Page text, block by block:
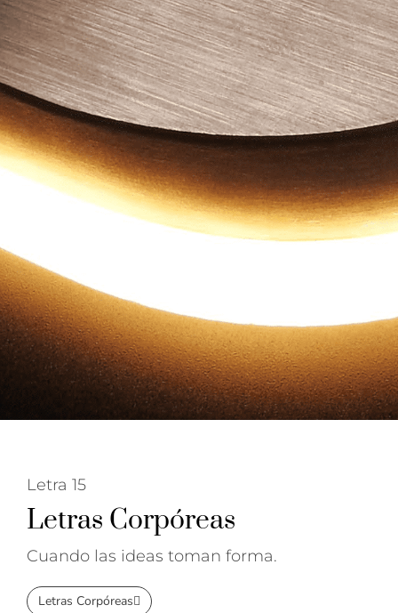
Letra 15
Letras Corpóreas
Cuando las ideas toman forma.
Letras Corpóreas